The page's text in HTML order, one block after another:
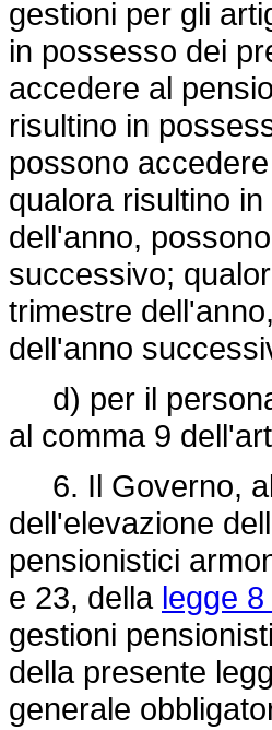
gestioni per gli
in possesso dei
accedere al
risultino in
possono
qualora risultino
dell'anno,
successivo;
trimestre
dell'anno
d) per il
al comma 9
6. Il Governo,
dell'elevazione
pensionistici
e 23, della legge
gestioni
della presente
generale